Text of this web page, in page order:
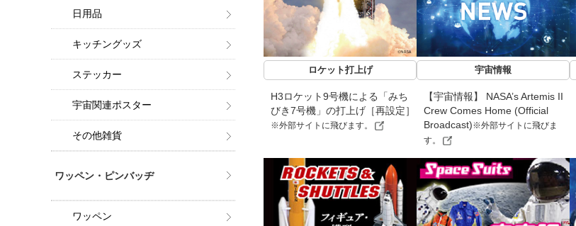
ロケット打上げ
H3ロケット9号機による「みち
びき7号機」の打上げ［再設定］
※外部サイトに飛びます。
宇宙情報
【宇宙情報】 NASA’s Artemis II
Crew Comes Home (Official
Broadcast)※外部サイトに飛びま
す。
日用品
キッチングッズ
ステッカー
宇宙関連ポスター
その他雑貨
ワッペン・ピンバッヂ
ワッペン